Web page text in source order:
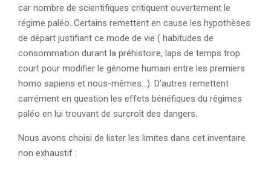
car nombre de scientifiques critiquent ouvertement le
régime paléo. Certains remettent en cause les hypothèses
de départ justifiant ce mode de vie ( habitudes de
consommation durant la préhistoire, laps de temps trop
court pour modifier le génome humain entre les premiers
homo sapiens et nous-mêmes…). D’autres remettent
carrément en question les effets bénéfiques du régimes
paléo en lui trouvant de surcroît des dangers.
Nous avons choisi de lister les limites dans cet inventaire
non exhaustif :